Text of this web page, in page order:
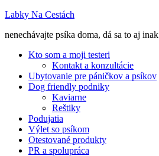
Labky Na Cestách
nenechávajte psíka doma, dá sa to aj inak
Kto som a moji testeri
Kontakt a konzultácie
Ubytovanie pre páničkov a psíkov
Dog friendly podniky
Kaviarne
Reštiky
Podujatia
Výlet so psíkom
Otestované produkty
PR a spolupráca